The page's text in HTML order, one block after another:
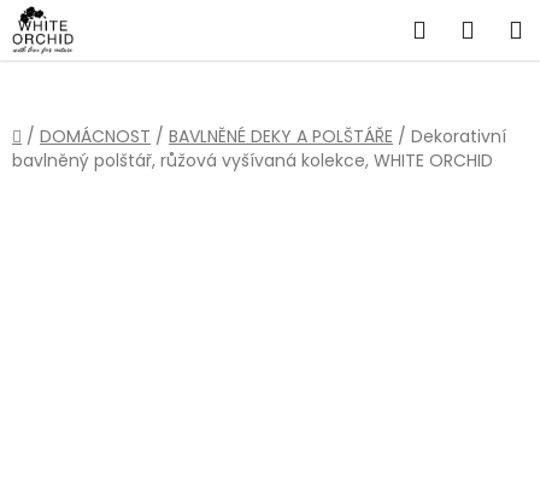
Přejít
na
obsah
Hledat
Domů
/ DOMÁCNOST / BAVLNĚNÉ DEKY A POLŠTÁŘE / Dekorativní
bavlněný polštář, růžová vyšívaná kolekce, WHITE ORCHID